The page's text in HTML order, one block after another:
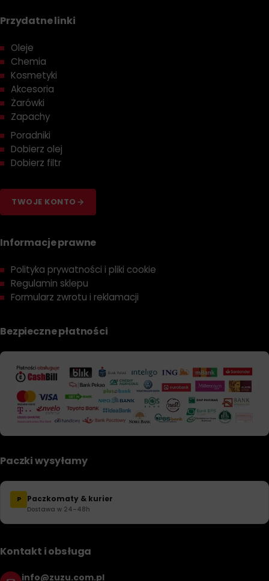
Przydatne linki
Oleje
Chemia
Kosmetyki
Akcesoria
Żarówki
Zapachy
Poradniki
Dobierz olej
Dobierz filtr
TWOJE KONTO
Informacje prawne
Polityka prywatności i pliki cookie
Regulamin sklepu
Formularz zwrotu i reklamacji
Bezpieczne płatności
Paczki wysyłamy
P Paczkomaty & kurier
Dostawa w 24–48h
Kontakt i obsługa
info@zuzu.com.pl